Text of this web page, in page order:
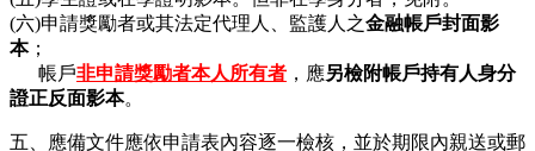
(六)申請獎勵者或其法定代理人、監護人之金融帳戶封面影
本；
帳戶非申請獎勵者本人所有者 ，應另檢附帳戶持有人身分
證正反面影本。
五、應備文件應依申請表內容逐一檢核，並於期限內親送或郵